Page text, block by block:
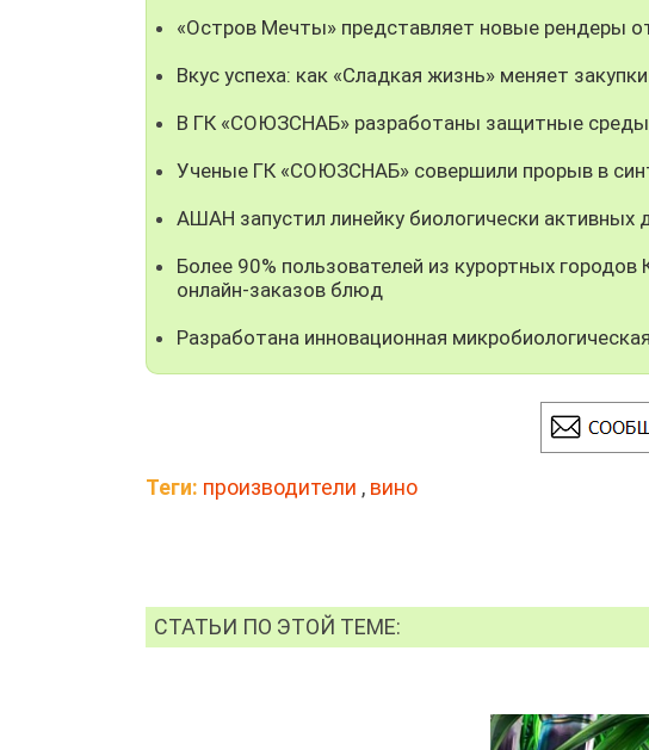
«Остров Мечты» представляет новые рендеры
Вкус успеха: как «Сладкая жизнь» меняет
В ГК «СОЮЗСНАБ» разработаны защитные среды
Ученые ГК «СОЮЗСНАБ» совершили прорыв в
АШАН запустил линейку биологически активных
Более 90% пользователей из курортных
онлайн-заказов блюд
Разработана инновационная
Теги: производители , вино
СТАТЬИ ПО ЭТОЙ ТЕМЕ: